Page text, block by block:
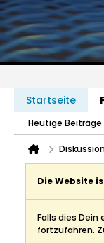
Startseite
Heutige Beiträge
Die Website
Falls dies Dein
fortzufahren.